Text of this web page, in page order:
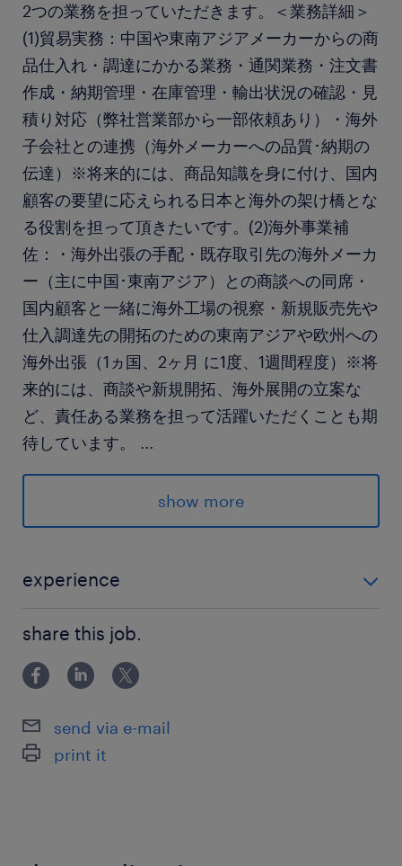
2つの業務を担っていただきます。＜業務詳細＞
(1)貿易実務：中国や東南アジアメーカーからの商
品仕入れ・調達にかかる業務・通関業務・注文書
作成・納期管理・在庫管理・輸出状況の確認・見
積り対応（弊社営業部から一部依頼あり）・海外
子会社との連携（海外メーカーへの品質･納期の
伝達）※将来的には、商品知識を身に付け、国内
顧客の要望に応えられる日本と海外の架け橋とな
る役割を担って頂きたいです。(2)海外事業補
佐：・海外出張の手配・既存取引先の海外メーカ
ー（主に中国･東南アジア）との商談への同席・
国内顧客と一緒に海外工場の視察・新規販売先や
仕入調達先の開拓のための東南アジアや欧州への
海外出張（1ヵ国、2ヶ月 に1度、1週間程度）※将
来的には、商談や新規開拓、海外展開の立案な
ど、責任ある業務を担って活躍いただくことも期
待しています。 ...
＜必須スキル/経験＞
事務のご経験がある方
・海外出張が可能な方
＜歓迎スキル/経験＞
・中国･韓国語の読み書きができる方
※必須ではなく、社内には中国･韓国語が堪能な
show more
experience
くは、海外営業事務のご経験がある方 ・TOEIC(R)テス
ト600点以上の方 ・海外出張が可能な方 ＜歓迎スキ
ル/経験＞ ・海外出張、海外勤務の経
share this job.
send via e-mail
print it